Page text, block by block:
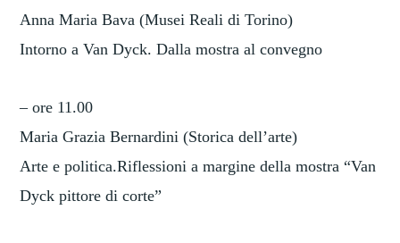
Anna Maria Bava (Musei Reali di Torino)
Intorno a Van Dyck. Dalla mostra al convegno
– ore 11.00
Maria Grazia Bernardini (Storica dell’arte)
Arte e politica.Riflessioni a margine della mostra “Van
Dyck pittore di corte”